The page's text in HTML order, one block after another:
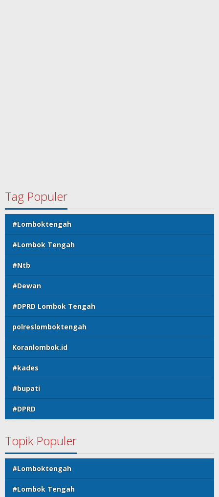
Tag Populer
#Lomboktengah
#Lombok Tengah
#Ntb
#Dewan
#DPRD Lombok Tengah
polreslomboktengah
Koranlombok.id
#kades
#bupati
#DPRD
Topik Populer
#Lomboktengah
#Lombok Tengah